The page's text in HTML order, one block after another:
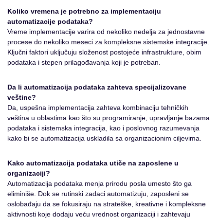
Koliko vremena je potrebno za implementaciju
automatizacije podataka?
Vreme implementacije varira od nekoliko nedelja za jednostavne
procese do nekoliko meseci za kompleksne sistemske integracije.
Ključni faktori uključuju složenost postojeće infrastrukture, obim
podataka i stepen prilagođavanja koji je potreban.
Da li automatizacija podataka zahteva specijalizovane
veštine?
Da, uspešna implementacija zahteva kombinaciju tehničkih
veština u oblastima kao što su programiranje, upravljanje bazama
podataka i sistemska integracija, kao i poslovnog razumevanja
kako bi se automatizacija uskladila sa organizacionim ciljevima.
Kako automatizacija podataka utiče na zaposlene u
organizaciji?
Automatizacija podataka menja prirodu posla umesto što ga
eliminiše. Dok se rutinski zadaci automatizuju, zaposleni se
oslobađaju da se fokusiraju na strateške, kreativne i kompleksne
aktivnosti koje dodaju veću vrednost organizaciji i zahtevaju